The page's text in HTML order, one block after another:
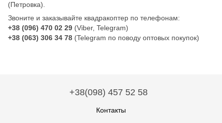
(Петровка).
Звоните и заказывайте квадракоптер по телефонам:
+38 (096) 470 02 29 (Viber, Telegram)
+38 (063) 306 34 78 (Telegram по поводу оптовых покупок)
+38(098) 457 52 58
Контакты